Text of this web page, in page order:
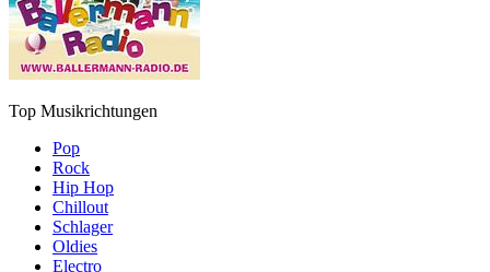
Top Musikrichtungen
Pop
Rock
Hip Hop
Chillout
Schlager
Oldies
Electro